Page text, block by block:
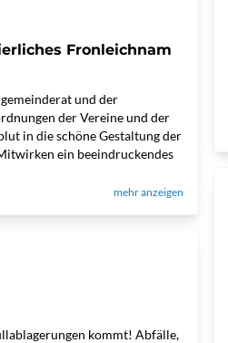
Fronleichnam
und der
der Vereine und der
in die schöne Gestaltung der
ein beeindruckendes
mehr anzeigen
kommt! Abfälle,